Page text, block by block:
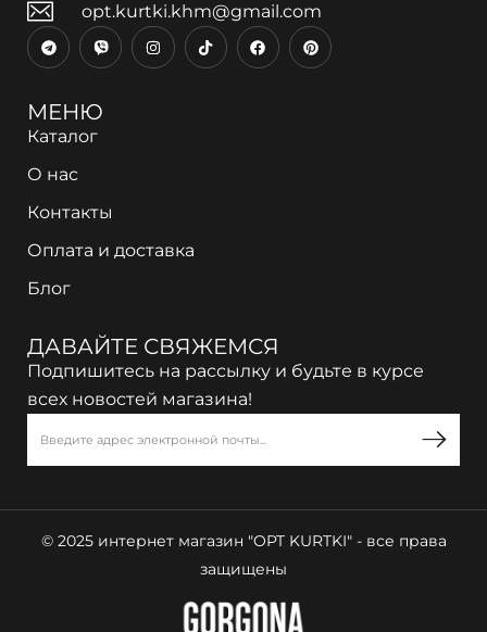
opt.kurtki.khm@gmail.com
МЕНЮ
Каталог
О нас
Контакты
Оплата и доставка
Блог
ДАВАЙТЕ СВЯЖЕМСЯ
Подпишитесь на рассылку и будьте в курсе
всех новостей магазина!
© 2025 интернет магазин "OPT KURTKI" - все права
защищены